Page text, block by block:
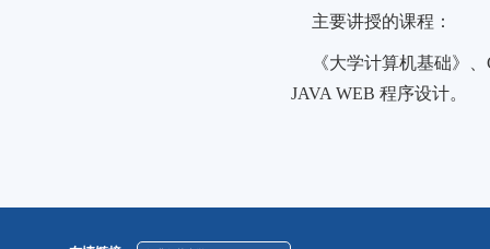
主要讲授的课程：
《大学计算机基础》
JAVA WEB 程序设计。